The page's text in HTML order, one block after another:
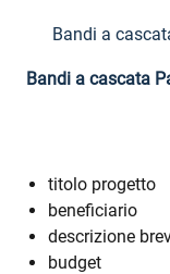
Bandi a
Bandi a cascata
titolo progetto
beneficiario
descrizione
budget